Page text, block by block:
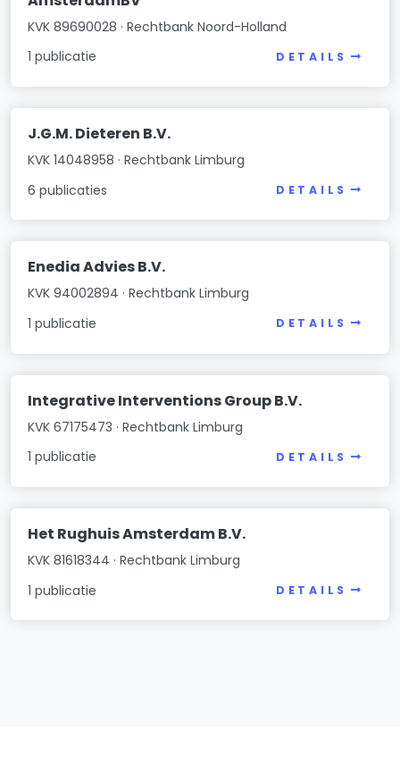
KVK 89690028 · Rechtbank Noord-Holland
1 publicatie
DETAILS
J.G.M. Dieteren B.V.
KVK 14048958 · Rechtbank Limburg
6 publicaties
DETAILS
Enedia Advies B.V.
KVK 94002894 · Rechtbank Limburg
1 publicatie
DETAILS
Integrative Interventions Group B.V.
KVK 67175473 · Rechtbank Limburg
1 publicatie
DETAILS
Het Rughuis Amsterdam B.V.
KVK 81618344 · Rechtbank Limburg
1 publicatie
DETAILS